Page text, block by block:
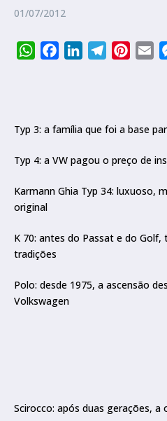
01/07/2012
WhatsAppFacebookLinkedInTelegram
Typ 3: a família que foi a base
Typ 4: a VW pagou o preço de
Karmann Ghia Typ 34: luxuoso,
original
K 70: antes do Passat e do
tradições
Polo: desde 1975, a ascensão
Volkswagen
Scirocco: após duas gerações,